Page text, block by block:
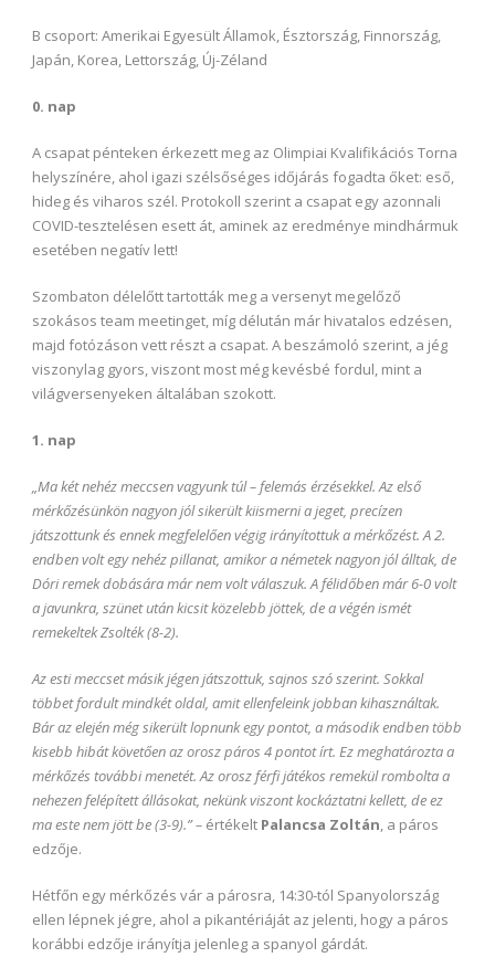
B csoport: Amerikai Egyesült Államok, Észtország, Finnország,
Japán, Korea, Lettország, Új-Zéland
0. nap
A csapat pénteken érkezett meg az Olimpiai Kvalifikációs Torna
helyszínére, ahol igazi szélsőséges időjárás fogadta őket: eső,
hideg és viharos szél. Protokoll szerint a csapat egy azonnali
COVID-tesztelésen esett át, aminek az eredménye mindhármuk
esetében negatív lett!
Szombaton délelőtt tartották meg a versenyt megelőző
szokásos team meetinget, míg délután már hivatalos edzésen,
majd fotózáson vett részt a csapat. A beszámoló szerint, a jég
viszonylag gyors, viszont most még kevésbé fordul, mint a
világversenyeken általában szokott.
1. nap
„Ma két nehéz meccsen vagyunk túl – felemás érzésekkel. Az első
mérkőzésünkön nagyon jól sikerült kiismerni a jeget, precízen
játszottunk és ennek megfelelően végig irányítottuk a mérkőzést. A 2.
endben volt egy nehéz pillanat, amikor a németek nagyon jól álltak, de
Dóri remek dobására már nem volt válaszuk. A félidőben már 6-0 volt
a javunkra, szünet után kicsit közelebb jöttek, de a végén ismét
remekeltek Zsolték (8-2).
Az esti meccset másik jégen játszottuk, sajnos szó szerint. Sokkal
többet fordult mindkét oldal, amit ellenfeleink jobban kihasználtak.
Bár az elején még sikerült lopnunk egy pontot, a második endben több
kisebb hibát követően az orosz páros 4 pontot írt. Ez meghatározta a
mérkőzés további menetét. Az orosz férfi játékos remekül rombolta a
nehezen felépített állásokat, nekünk viszont kockáztatni kellett, de ez
ma este nem jött be (3-9).” – értékelt Palancsa Zoltán, a páros
edzője.
Hétfőn egy mérkőzés vár a párosra, 14:30-tól Spanyolország
ellen lépnek jégre, ahol a pikantériáját az jelenti, hogy a páros
korábbi edzője irányítja jelenleg a spanyol gárdát.